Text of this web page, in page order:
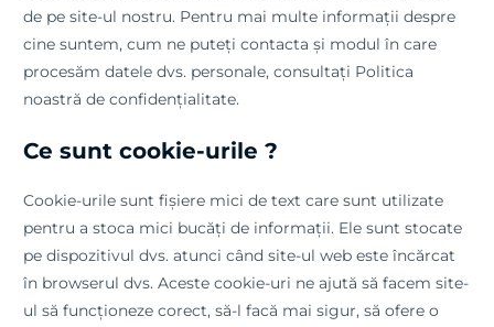
de pe site-ul nostru. Pentru mai multe informații despre
cine suntem, cum ne puteți contacta și modul în care
procesăm datele dvs. personale, consultați Politica
noastră de confidențialitate.
Ce sunt cookie-urile ?
Cookie-urile sunt fișiere mici de text care sunt utilizate
pentru a stoca mici bucăți de informații. Ele sunt stocate
pe dispozitivul dvs. atunci când site-ul web este încărcat
în browserul dvs. Aceste cookie-uri ne ajută să facem site-
ul să funcționeze corect, să-l facă mai sigur, să ofere o